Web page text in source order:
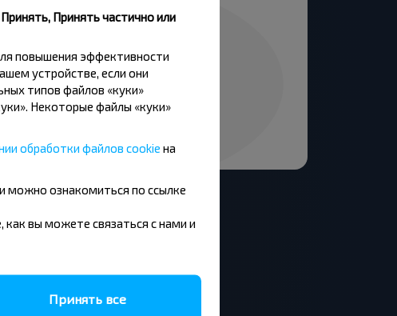
Москва - Барановичи
Брест - Люблин
Принять частично или
повышения эффективности
устройстве, если они
типов файлов «куки»
Некоторые файлы «куки»
обработки файлов cookie на
можно ознакомиться по ссылке
как вы можете связаться с нами и
Принять все